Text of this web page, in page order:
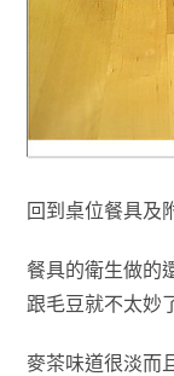
回到桌位餐具及
餐具的衛生做的
跟毛豆就不太妙
麥茶味道很淡而